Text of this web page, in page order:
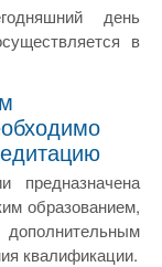
день
в
предназначена
образованием,
квалификации.